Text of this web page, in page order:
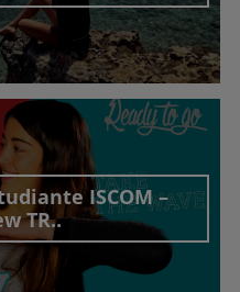
interview
ISCOM –
TR..